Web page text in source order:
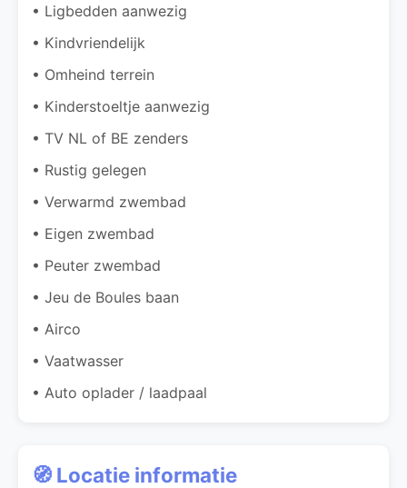
• Ligbedden aanwezig
• Kindvriendelijk
• Omheind terrein
• Kinderstoeltje aanwezig
• TV NL of BE zenders
• Rustig gelegen
• Verwarmd zwembad
• Eigen zwembad
• Peuter zwembad
• Jeu de Boules baan
• Airco
• Vaatwasser
• Auto oplader / laadpaal
🧭 Locatie informatie